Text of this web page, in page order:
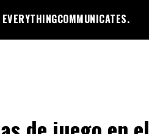
EVERYTHINGCOMMUNICATES.